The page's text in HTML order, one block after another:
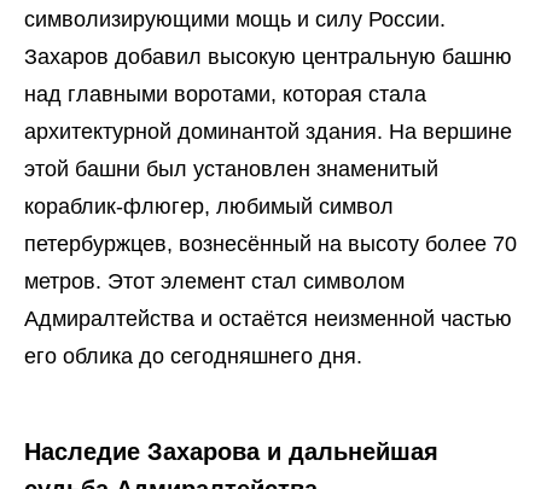
символизирующими мощь и силу России.
Захаров добавил высокую центральную башню
над главными воротами, которая стала
архитектурной доминантой здания. На вершине
этой башни был установлен знаменитый
кораблик-флюгер, любимый символ
петербуржцев, вознесённый на высоту более 70
метров. Этот элемент стал символом
Адмиралтейства и остаётся неизменной частью
его облика до сегодняшнего дня.
Наследие Захарова и дальнейшая